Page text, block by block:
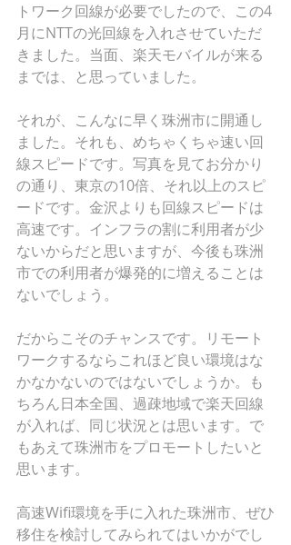
トワーク回線が必要でしたので、この4
月にNTTの光回線を入れさせていただ
きました。当面、楽天モバイルが来る
までは、と思っていました。
それが、こんなに早く珠洲市に開通し
ました。それも、めちゃくちゃ速い回
線スピードです。写真を見てお分かり
の通り、東京の10倍、それ以上のスピ
ードです。金沢よりも回線スピードは
高速です。インフラの割に利用者が少
ないからだと思いますが、今後も珠洲
市での利用者が爆発的に増えることは
ないでしょう。
だからこそのチャンスです。リモート
ワークするならこれほど良い環境はな
かなかないのではないでしょうか。も
ちろん日本全国、過疎地域で楽天回線
が入れば、同じ状況とは思います。で
もあえて珠洲市をプロモートしたいと
思います。
高速Wifi環境を手に入れた珠洲市、ぜひ
移住を検討してみられてはいかがでし